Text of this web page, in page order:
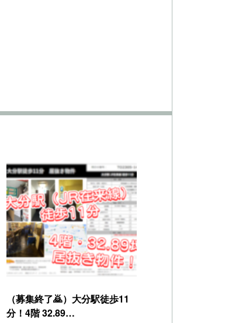
（募集終了🙇）大分駅徒歩11
分！4階 32.89…